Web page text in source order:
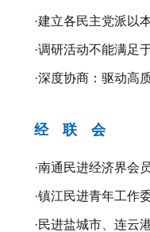
共识的新路径
·建立各民主党派以
意见的制度机制研究
·调研活动不能满足
·深度协商：驱动高
经 联 会
·南通民进经济界会
新、携手同行”二届
·镇江民进青年工作
界会员联谊会联合
·民进盐城市、连云